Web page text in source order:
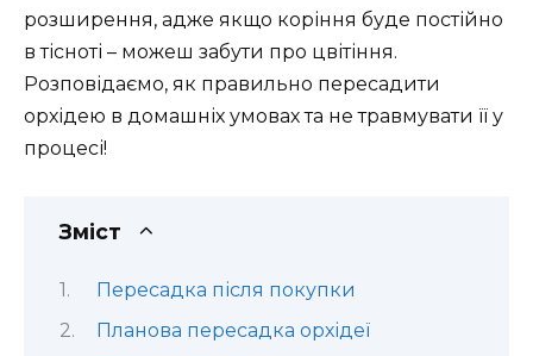
розширення, адже якщо коріння буде постійно
в тісноті – можеш забути про цвітіння.
Розповідаємо, як правильно пересадити
орхідею в домашніх умовах та не травмувати її у
процесі!
Зміст
Пересадка після покупки
Планова пересадка орхідеї